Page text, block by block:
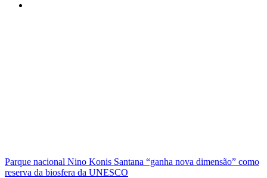
Parque nacional Nino Konis Santana “ganha nova dimensão” como
reserva da biosfera da UNESCO